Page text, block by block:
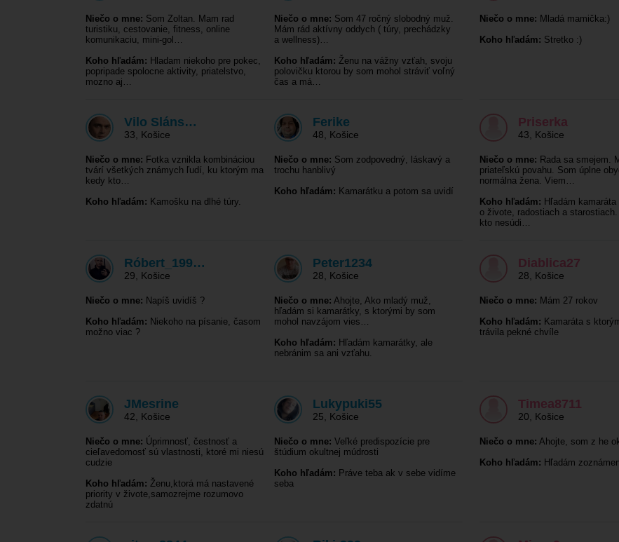
Niečo o mne: Som Zoltan. Mam rad
turistiku, cestovanie, fitness, online
komunikaciu, mini-gol…
Koho hľadám: Hladam niekoho pre pokec,
popripade spolocne aktivity, priatelstvo,
mozno aj…
Niečo o mne: Som 47 ročný slobodný muž.
Mám rád aktívny oddych ( túry, prechádzky
a wellness)…
Koho hľadám: Ženu na vážny vzťah, svoju
polovičku ktorou by som mohol stráviť voľný
čas a má…
Vilo Sláns…
33 Košice
Niečo o mne: Fotka vznikla kombináciou
tvárí všetkých známych ľudí, ku ktorým ma
kedy kto…
Koho hľadám: Kamošku na dlhé túry.
Ferike
48 Košice
Niečo o mne: Som zodpovedný, láskavý a
trochu hanblivý
Koho hľadám: Kamarátku a potom sa uvidí
Róbert_199…
29 Košice
Niečo o mne: Napíš uvidíš ?
Koho hľadám: Niekoho na písanie, časom
možno viac ?
Peter1234
28 Košice
Niečo o mne: Ahojte, Ako mladý muž,
hľadám si kamarátky, s ktorými by som
mohol navzájom vies…
Koho hľadám: Hľadám kamarátky, ale
nebránim sa ani vzťahu.
JMesrine
42 Košice
Niečo o mne: Úprimnosť, čestnosť a
cieľavedomosť sú vlastnosti, ktoré mi niesú
cudzie
Koho hľadám: Ženu,ktorá má nastavené
priority v živote,samozrejme rozumovo
zdatnú
Lukypuki55
25 Košice
Niečo o mne: Veľké predispozície pre
štúdium okultnej múdrosti
Koho hľadám: Práve teba ak v sebe vidíme
seba
Niečo o mne: Mladá mamička:)
Koho hľadám: Stretko :)
Priserka
43 Košice
Niečo o mne: Rada sa smejem.
priateľskú povahu. Som úplne
normálna žena. Viem…
Koho hľadám: Hľadám kamaráta
o živote, radostiach a
kto nesúdi…
Diablica27
28 Košice
Niečo o mne: Mám 27 rokov
Koho hľadám: Kamaráta s
trávila pekné chvíle
Timea8711
20 Košice
Niečo o mne: Ahojte, som z he
Koho hľadám: Hľadám